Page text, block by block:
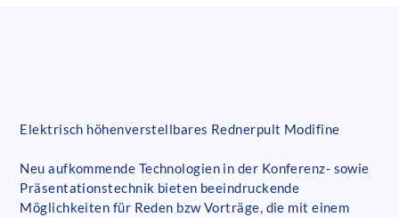
Elektrisch höhenverstellbares Rednerpult Modifine
Neu aufkommende Technologien in der Konferenz- sowie
Präsentationstechnik bieten beeindruckende
Möglichkeiten für Reden bzw Vorträge, die mit einem